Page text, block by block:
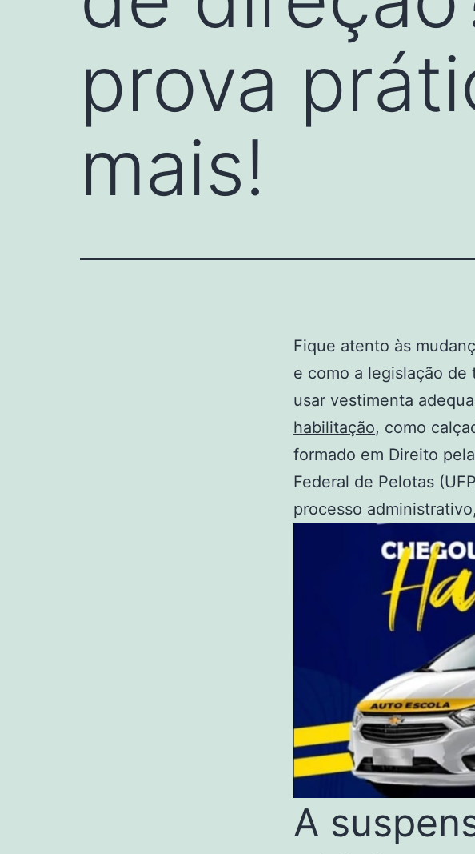
prova
mais!
Fique atento às
e como a legislação de
usar vestimenta
habilitação, como
formado em Direito pela
Federal de Pelotas
processo
A